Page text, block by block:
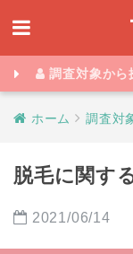
調査対象から
ホーム 調査対
脱毛に関す
2021/06/14